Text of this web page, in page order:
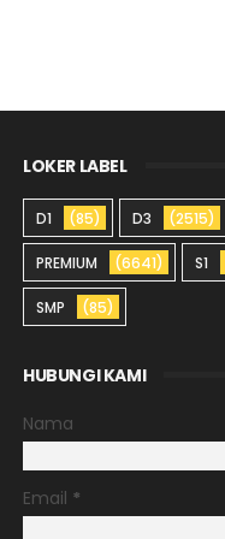
LOKER LABEL
D1 (85) D3 (2515)
PREMIUM (6641) S1
SMP (85)
HUBUNGI KAMI
Nama
Email *